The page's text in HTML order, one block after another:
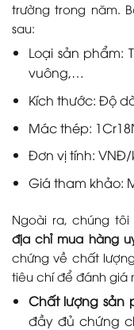
trường trong năm.
sau:
Loại sản phẩm:
vuông,…
Kích thước: Độ
Mác thép:
Đơn vị tính:
Giá tham khảo:
Ngoài ra, chúng
địa chỉ mua hàng
chứng về chất
tiêu chí để đánh giá
Chất lượng sản
đầy đủ chứng